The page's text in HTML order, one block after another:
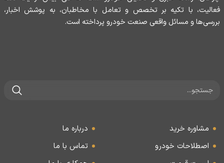
فعالیت، با تکیه بر تخصص و تعامل با مخاطبان، به پوشش اخبار،
بررسی‌ها و مسائل واقعی صنعت خودرو پرداخته است.
مشاوره خرید
اصطلاحات خودرو
درباره ما
تماس با ما